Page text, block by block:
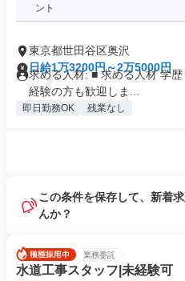
ント
東京都世田谷区奥沢
日給1万3200円～2万5000円
求める人材: ■ 求める人材 学
経験の方も歓迎しま...
即日勤務OK 残業なし
この条件を保存して、新着
んか？
業務委託
水道工事スタッフ|未経験可